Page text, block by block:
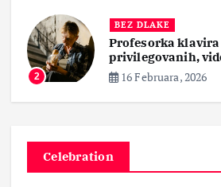
2
BEZ DLAKE
Profesorka
privilegovanih,
16 Februara, 2026
Celebration